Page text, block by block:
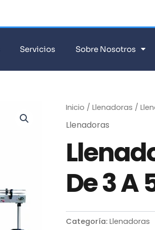
Servicios Sobre Nosotros
Inicio / Llenadoras /
Llenadoras
De 3 A
Categoría: Llenadoras